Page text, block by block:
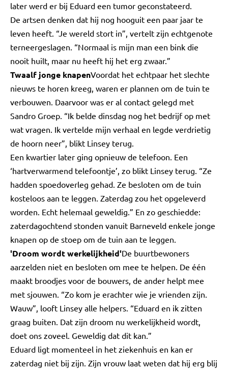
later werd er bij Eduard een tumor geconstateerd.
De artsen denken dat hij nog hooguit een paar jaar te
leven heeft. “Je wereld stort in”, vertelt zijn echtgenote
terneergeslagen. “Normaal is mijn man een bink die
nooit huilt, maar nu heeft hij het erg zwaar.”
Twaalf jonge knapenVoordat het echtpaar het slechte
nieuws te horen kreeg, waren er plannen om de tuin te
verbouwen. Daarvoor was er al contact gelegd met
Sandro Groep. “Ik belde dinsdag nog het bedrijf op met
wat vragen. Ik vertelde mijn verhaal en legde verdrietig
de hoorn neer”, blikt Linsey terug.
Een kwartier later ging opnieuw de telefoon. Een
‘hartverwarmend telefoontje’, zo blikt Linsey terug. “Ze
hadden spoedoverleg gehad. Ze besloten om de tuin
kosteloos aan te leggen. Zaterdag zou het opgeleverd
worden. Echt helemaal geweldig.” En zo geschiedde:
zaterdagochtend stonden vanuit Barneveld enkele jonge
knapen op de stoep om de tuin aan te leggen.
'Droom wordt werkelijkheid'De buurtbewoners
aarzelden niet en besloten om mee te helpen. De één
maakt broodjes voor de bouwers, de ander helpt mee
met sjouwen. “Zo kom je erachter wie je vrienden zijn.
Wauw”, looft Linsey alle helpers. “Eduard en ik zitten
graag buiten. Dat zijn droom nu werkelijkheid wordt,
doet ons zoveel. Geweldig dat dit kan.”
Eduard ligt momenteel in het ziekenhuis en kan er
zaterdag niet bij zijn. Zijn vrouw laat weten dat hij erg blij